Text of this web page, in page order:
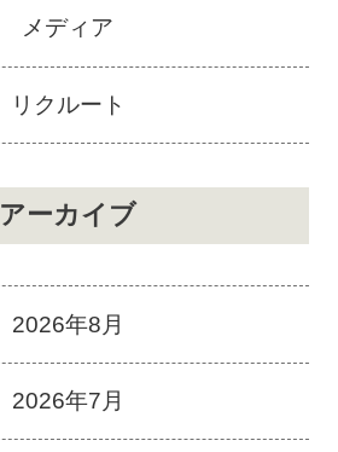
メディア
リクルート
アーカイブ
2026年8月
2026年7月